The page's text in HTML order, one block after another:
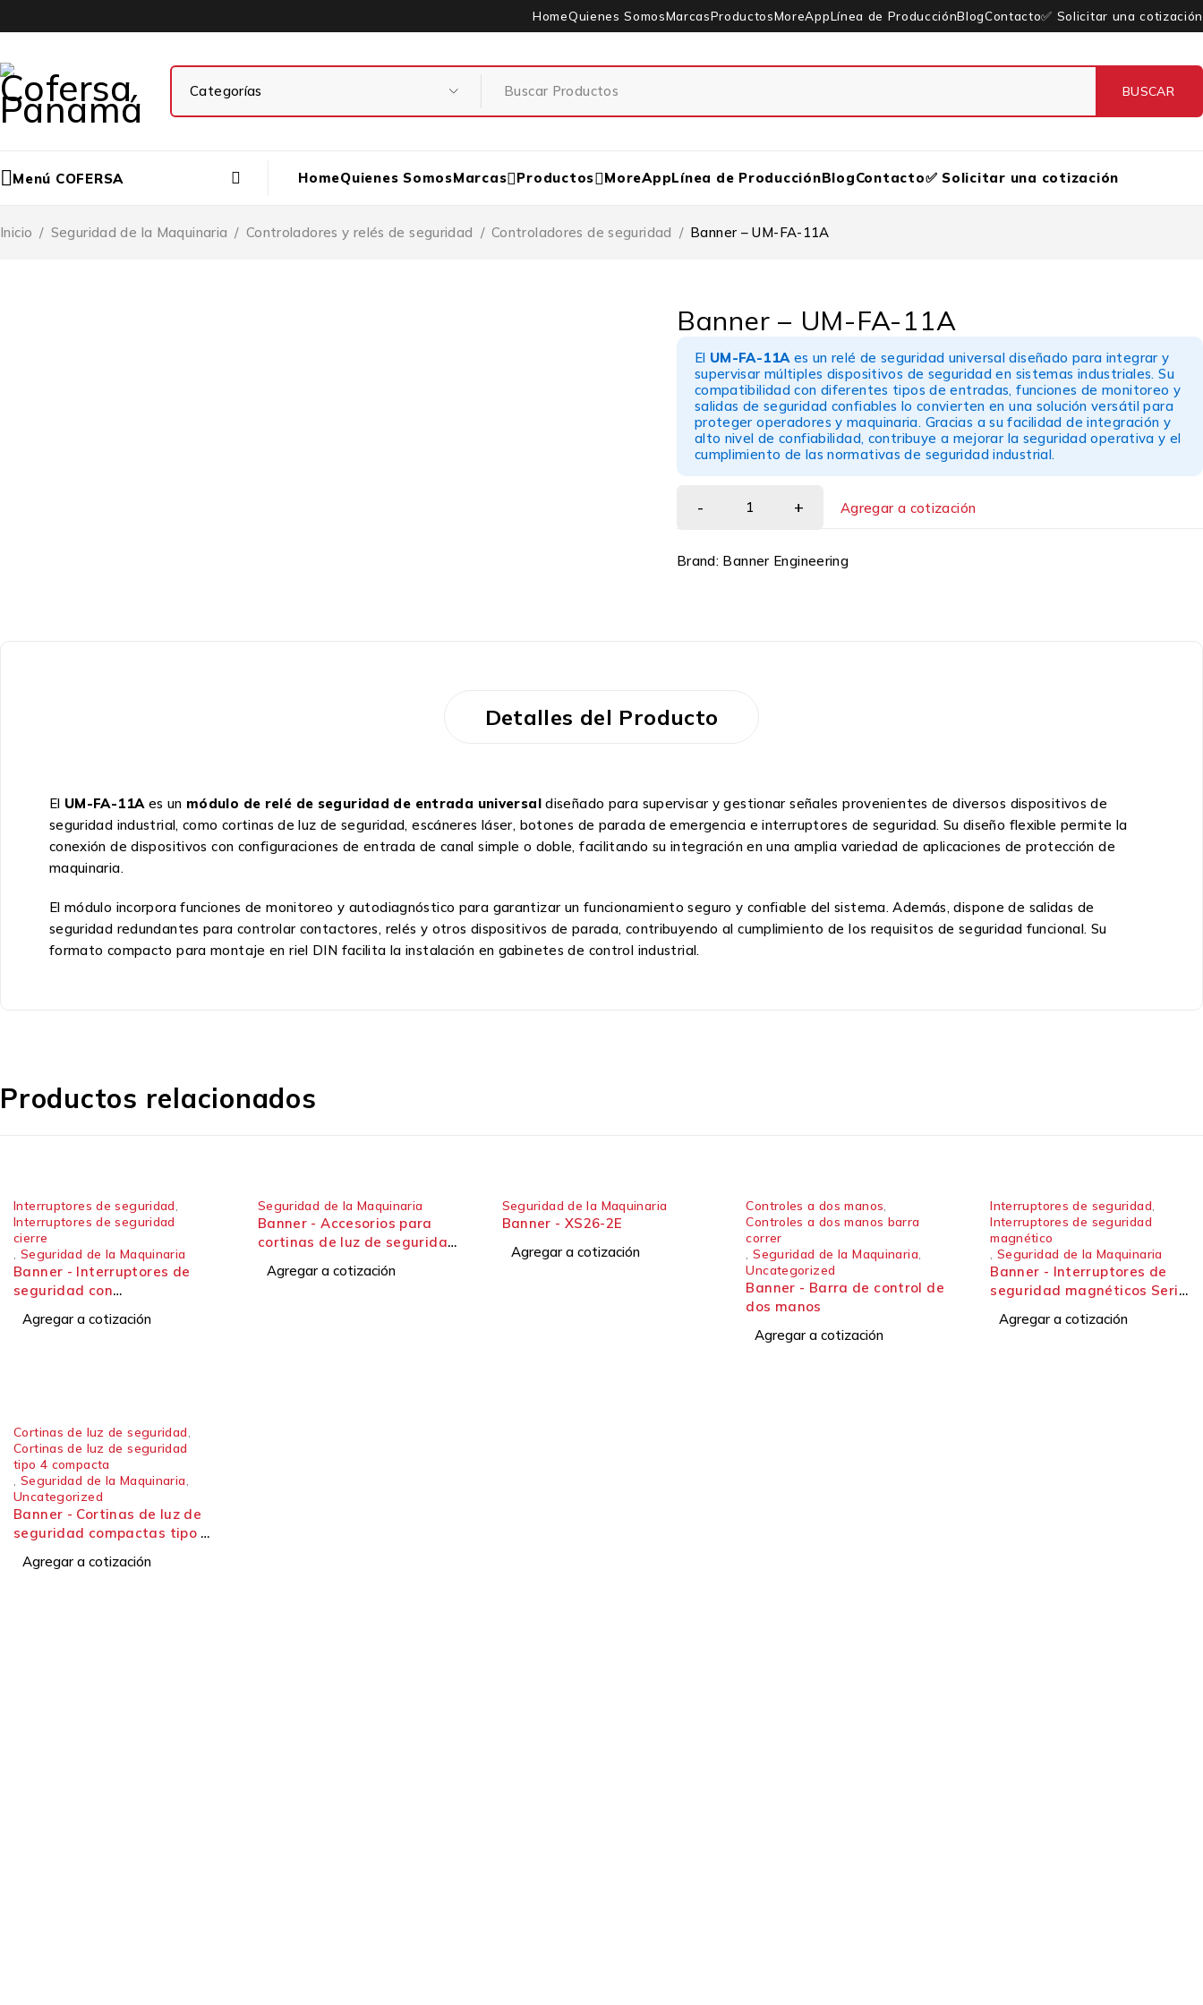
HomeQuienes SomosMarcasProductosMoreAppLínea de ProducciónBlogContacto✅ Solicitar una cotización
Menú COFERSA HomeQuienes SomosMarcas Productos MoreAppLínea de ProducciónBlogContacto✅ Solicitar una cotización
Inicio / Seguridad de la Maquinaria / Controladores y relés de seguridad / Controladores de seguridad / Banner – UM-FA-11A
Banner – UM-FA-11A
El UM-FA-11Aes un relé de seguridad universal diseñado para integrar y
supervisar múltiples dispositivos de seguridad en sistemas industriales. Su
compatibilidad con diferentes tipos de entradas, funciones de monitoreo y
salidas de seguridad confiables lo convierten en una solución versátil para
proteger operadores y maquinaria. Gracias a su facilidad de integración y
alto nivel de confiabilidad, contribuye a mejorar la seguridad operativa y el
cumplimiento de las normativas de seguridad industrial.
Agregar a cotización
Brand: Banner Engineering
Detalles del Producto
El UM-FA-11A es un módulo de relé de seguridad de entrada universaldiseñado para supervisar y gestionar señales provenientes de diversos dispositivos de
seguridad industrial, como cortinas de luz de seguridad, escáneres láser, botones de parada de emergencia e interruptores de seguridad. Su diseño flexible permite la
conexión de dispositivos con configuraciones de entrada de canal simple o doble, facilitando su integración en una amplia variedad de aplicaciones de protección de
maquinaria.
El módulo incorpora funciones de monitoreo y autodiagnóstico para garantizar un funcionamiento seguro y confiable del sistema. Además, dispone de salidas de
seguridad redundantes para controlar contactores, relés y otros dispositivos de parada, contribuyendo al cumplimiento de los requisitos de seguridad funcional. Su
formato compacto para montaje en riel DIN facilita la instalación en gabinetes de control industrial.
Productos relacionados
Interruptores de seguridad
Interruptores de seguridad
cierre
Seguridad de la Maquinaria
Banner - Interruptores de
seguridad con
duraderos y personalizables.
Agregar a cotización
Seguridad de la Maquinaria
Banner - Accesorios para
cortinas de luz de seguridad
Agregar a cotización
Seguridad de la Maquinaria
Banner - XS26-2E
Agregar a cotización
Controles a dos manos
Controles a dos manos barra
correr
,Seguridad de la Maquinaria,
Uncategorized
Banner - Barra de control de
dos manos
Agregar a cotización
Interruptores de seguridad
Interruptores de seguridad
magnético
Seguridad de la Maquinaria
Banner - Interruptores de
seguridad magnéticos Serie
Agregar a cotización
Cortinas de luz de seguridad
Cortinas de luz de seguridad
tipo 4 compacta
Seguridad de la Maquinaria
Uncategorized
Banner - Cortinas de luz de
seguridad compactas tipo 4
Cortina de luz de seguridad
Agregar a cotización